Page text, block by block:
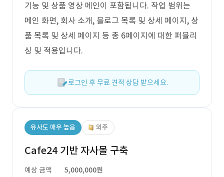
기능 및 상품 영상 메인이 포함됩니다. 작업 범위는
메인 화면, 회사 소개, 블로그 목록 및 상세 페이지, 상
품 목록 및 상세 페이지 등 총 6페이지에 대한 퍼블리
싱 및 적용입니다.
로그인 후 무료 견적 상담 받으세요.
유사도 매우 높음 외주
Cafe24 기반 자사몰 구축
예상 금액
5,000,000원